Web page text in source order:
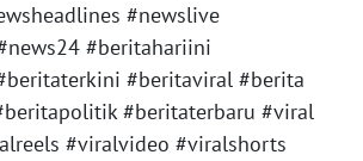
#newslive
#beritahariini
#beritaviral #berita
#beritaterbaru #viral
#viralvideo #viralshorts